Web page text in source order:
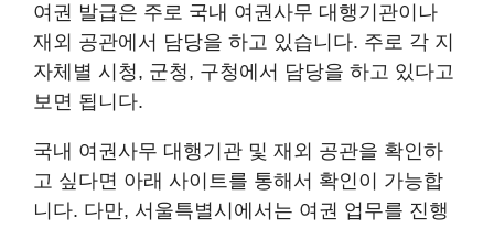
여권 발급은 주로 국내 여권사무 대행기관이나
재외 공관에서 담당을 하고 있습니다. 주로 각 지
자체별 시청, 군청, 구청에서 담당을 하고 있다고
보면 됩니다.
국내 여권사무 대행기관 및 재외 공관을 확인하
고 싶다면 아래 사이트를 통해서 확인이 가능합
니다. 다만, 서울특별시에서는 여권 업무를 진행